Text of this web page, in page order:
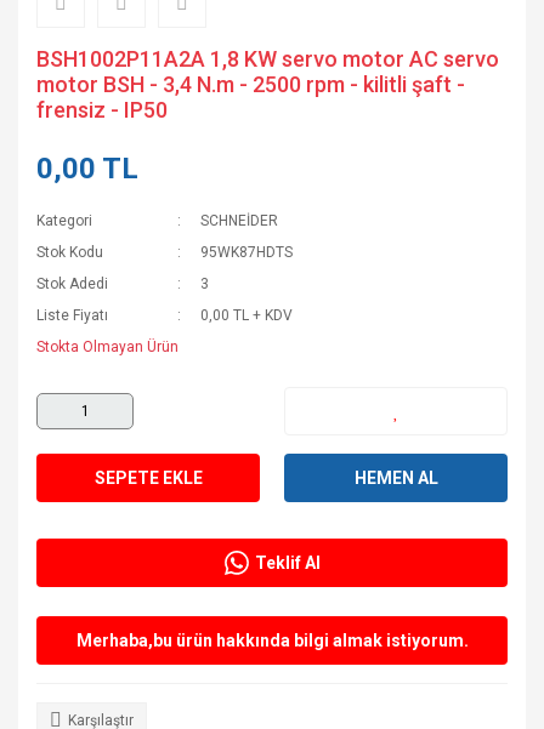
BSH1002P11A2A 1,8 KW servo motor AC servo
motor BSH - 3,4 N.m - 2500 rpm - kilitli şaft -
frensiz - IP50
0,00 TL
Kategori
SCHNEİDER
Stok Kodu
95WK87HDTS
Stok Adedi
3
Liste Fiyatı
0,00 TL + KDV
Stokta Olmayan Ürün
SEPETE EKLE HEMEN AL
Teklif Al
Merhaba,bu ürün hakkında bilgi almak istiyorum.
Karşılaştır